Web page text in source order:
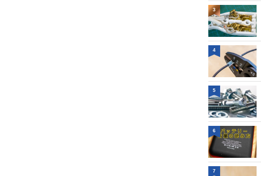
3
4
5
6
7